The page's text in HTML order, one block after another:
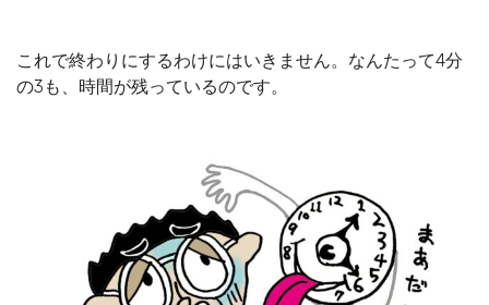
これで終わりにするわけにはいきません。なんたって4分
の3も、時間が残っているのです。